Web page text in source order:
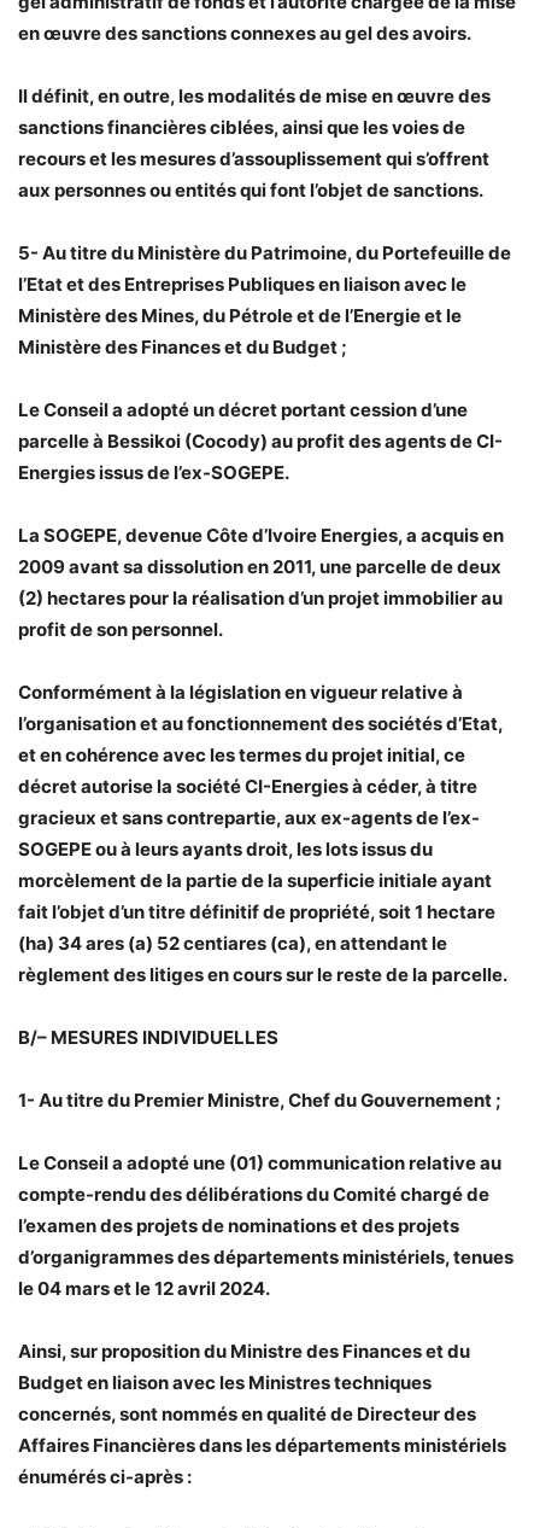
en œuvre des sanctions connexes au gel des avoirs.
Il définit, en outre, les modalités de mise en œuvre des
sanctions financières ciblées, ainsi que les voies de
recours et les mesures d’assouplissement qui s’offrent
aux personnes ou entités qui font l’objet de sanctions.
5- Au titre du Ministère du Patrimoine, du Portefeuille de
l’Etat et des Entreprises Publiques en liaison avec le
Ministère des Mines, du Pétrole et de l’Energie et le
Ministère des Finances et du Budget ;
Le Conseil a adopté un décret portant cession d’une
parcelle à Bessikoi (Cocody) au profit des agents de CI-
Energies issus de l’ex-SOGEPE.
La SOGEPE, devenue Côte d’Ivoire Energies, a acquis en
2009 avant sa dissolution en 2011, une parcelle de deux
(2) hectares pour la réalisation d’un projet immobilier au
profit de son personnel.
Conformément à la législation en vigueur relative à
l’organisation et au fonctionnement des sociétés d’Etat,
et en cohérence avec les termes du projet initial, ce
décret autorise la société CI-Energies à céder, à titre
gracieux et sans contrepartie, aux ex-agents de l’ex-
SOGEPE ou à leurs ayants droit, les lots issus du
morcèlement de la partie de la superficie initiale ayant
fait l’objet d’un titre définitif de propriété, soit 1 hectare
(ha) 34 ares (a) 52 centiares (ca), en attendant le
règlement des litiges en cours sur le reste de la parcelle.
B/– MESURES INDIVIDUELLES
1- Au titre du Premier Ministre, Chef du Gouvernement ;
Le Conseil a adopté une (01) communication relative au
compte-rendu des délibérations du Comité chargé de
l’examen des projets de nominations et des projets
d’organigrammes des départements ministériels, tenues
le 04 mars et le 12 avril 2024.
Ainsi, sur proposition du Ministre des Finances et du
Budget en liaison avec les Ministres techniques
concernés, sont nommés en qualité de Directeur des
Affaires Financières dans les départements ministériels
énumérés ci-après :